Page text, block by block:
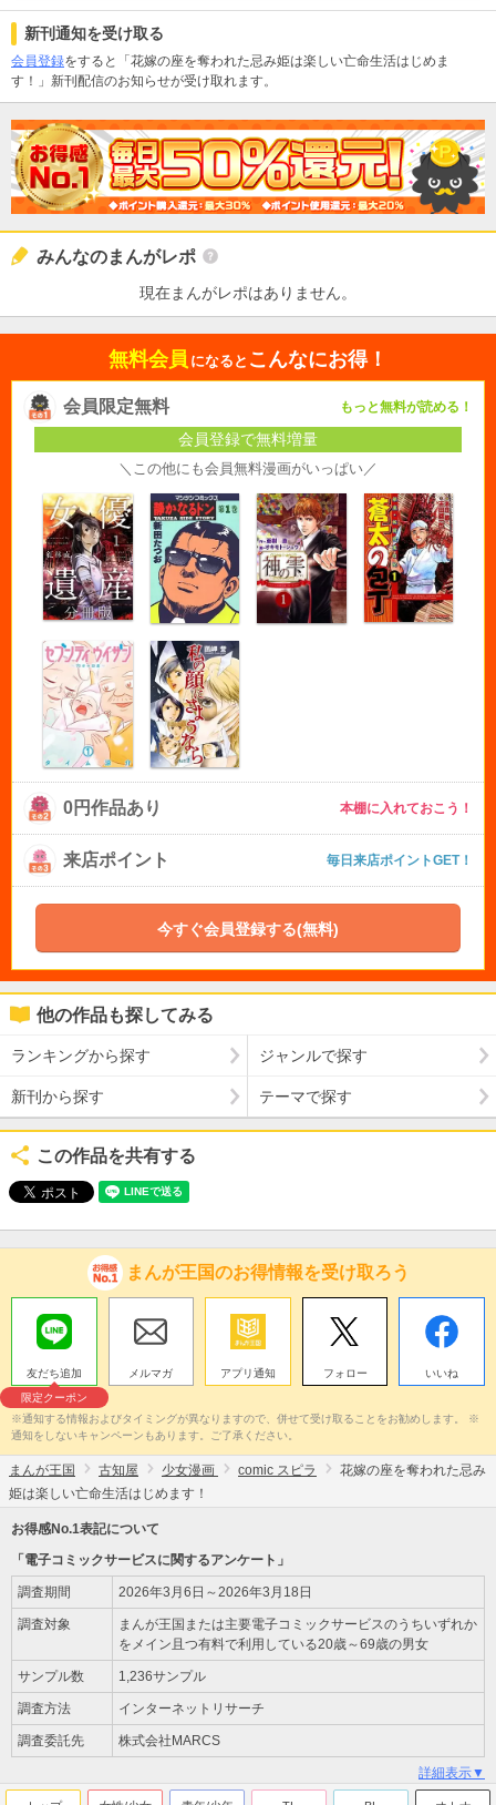
新刊通知を受け取る
会員登録をすると「花嫁の座を奪われた忌み姫は楽しい亡命生活はじめま
す！」新刊配信のお知らせが受け取れます。
みんなのまんがレポ
現在まんがレポはありません。
無料会員 になると こんなにお得！
会員限定無料 もっと無料が読める！
会員登録で無料増量
＼この他にも会員無料漫画がいっぱい／
0円作品あり 本棚に入れておこう！
来店ポイント 毎日来店ポイントGET！
今すぐ会員登録する(無料)
他の作品も探してみる
ランキングから探す ジャンルで探す
新刊から探す テーマで探す
この作品を共有する
まんが王国のお得情報を受け取ろう
友だち追加
限定クーポン
メルマガ アプリ通知 フォロー いいね
※通知する情報およびタイミングが異なりますので、併せて受け取ることをお勧めします。 ※
通知をしないキャンペーンもあります。ご了承ください。
まんが王国 古知屋 少女漫画 comic スピラ
花嫁の座を奪われた忌み
姫は楽しい亡命生活はじめます！
お得感No.1表記について
「電子コミックサービスに関するアンケート」
調査期間 2026年3月6日～2026年3月18日
調査対象
まんが王国または主要電子コミックサービスのうちいずれか
をメイン且つ有料で利用している20歳～69歳の男女
サンプル数 1,236サンプル
調査方法 インターネットリサーチ
調査委託先 株式会社MARCS
詳細表示▼